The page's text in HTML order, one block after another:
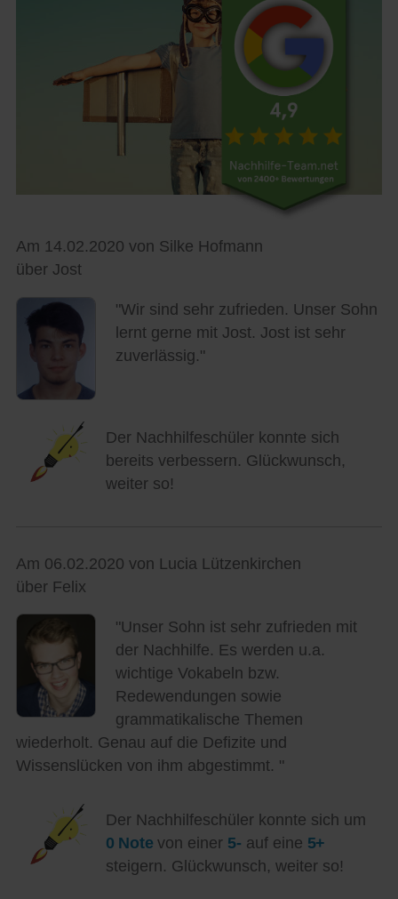
Am 14.02.2020 von Silke Hofmann
über Jost
"Wir sind sehr zufrieden. Unser Sohn
lernt gerne mit Jost. Jost ist sehr
zuverlässig."
Der Nachhilfeschüler konnte sich
bereits verbessern. Glückwunsch,
weiter so!
Am 06.02.2020 von Lucia Lützenkirchen
über Felix
"Unser Sohn ist sehr zufrieden mit
der Nachhilfe. Es werden u.a.
wichtige Vokabeln bzw.
Redewendungen sowie
grammatikalische Themen
wiederholt. Genau auf die Defizite und
Wissenslücken von ihm abgestimmt. "
Der Nachhilfeschüler konnte sich um
0 Notevon einer 5- auf eine 5+
steigern. Glückwunsch, weiter so!